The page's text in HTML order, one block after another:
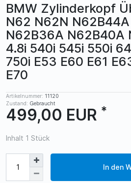
BMW Zylinderkopf
N62 N62N
N62B36A N62B40A
4.8i 540i 545i 550i
750i E53 E60 E61
E70
Artikelnummer: 11120
Zustand: Gebraucht
499,00 EUR *
Inhalt 1 Stück
In den